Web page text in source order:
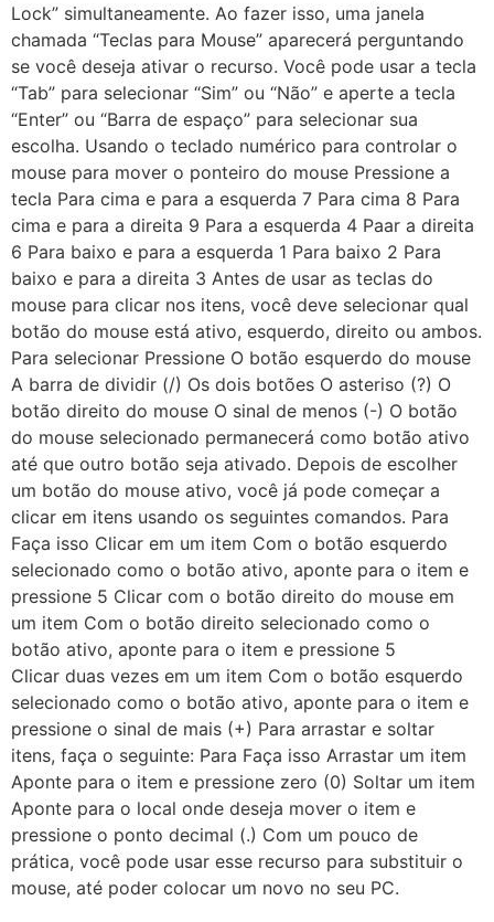
Lock” simultaneamente. Ao fazer isso, uma janela
chamada “Teclas para Mouse” aparecerá perguntando
se você deseja ativar o recurso. Você pode usar a tecla
“Tab” para selecionar “Sim” ou “Não” e aperte a tecla
“Enter” ou “Barra de espaço” para selecionar sua
escolha. Usando o teclado numérico para controlar o
mouse para mover o ponteiro do mouse Pressione a
tecla Para cima e para a esquerda 7 Para cima 8 Para
cima e para a direita 9 Para a esquerda 4 Paar a direita
6 Para baixo e para a esquerda 1 Para baixo 2 Para
baixo e para a direita 3 Antes de usar as teclas do
mouse para clicar nos itens, você deve selecionar qual
botão do mouse está ativo, esquerdo, direito ou ambos.
Para selecionar Pressione O botão esquerdo do mouse
A barra de dividir (/) Os dois botões O asteriso (?) O
botão direito do mouse O sinal de menos (-) O botão
do mouse selecionado permanecerá como botão ativo
até que outro botão seja ativado. Depois de escolher
um botão do mouse ativo, você já pode começar a
clicar em itens usando os seguintes comandos. Para
Faça isso Clicar em um item Com o botão esquerdo
selecionado como o botão ativo, aponte para o item e
pressione 5 Clicar com o botão direito do mouse em
um item Com o botão direito selecionado como o
botão ativo, aponte para o item e pressione 5
Clicar duas vezes em um item Com o botão esquerdo
selecionado como o botão ativo, aponte para o item e
pressione o sinal de mais (+) Para arrastar e soltar
itens, faça o seguinte: Para Faça isso Arrastar um item
Aponte para o item e pressione zero (0) Soltar um item
Aponte para o local onde deseja mover o item e
pressione o ponto decimal (.) Com um pouco de
prática, você pode usar esse recurso para substituir o
mouse, até poder colocar um novo no seu PC.